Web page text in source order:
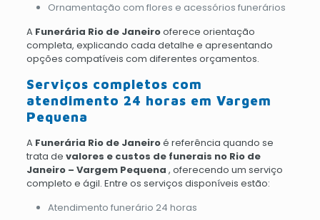
Ornamentação com flores e acessórios funerários
A Funerária Rio de Janeirooferece orientação
completa, explicando cada detalhe e apresentando
opções compatíveis com diferentes orçamentos.
Serviços completos com
atendimento 24 horas em Vargem
Pequena
A Funerária Rio de Janeiroé referência quando se
trata de valores e custos de funerais no Rio de
Janeiro – Vargem Pequena , oferecendo um serviço
completo e ágil. Entre os serviços disponíveis estão:
Atendimento funerário 24 horas